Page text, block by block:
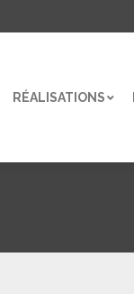
RÉALISATIONS